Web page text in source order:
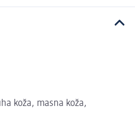
koža, masna koža,